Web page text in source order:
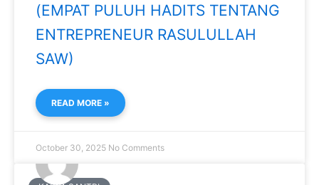
(EMPAT PULUH HADITS TENTANG
ENTREPRENEUR RASULULLAH
SAW)
READ MORE »
October 30, 2025 No Comments